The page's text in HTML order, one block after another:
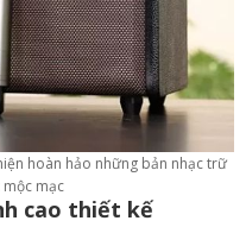
hoàn hảo những bản nhạc trữ
mạc
cao thiết kế